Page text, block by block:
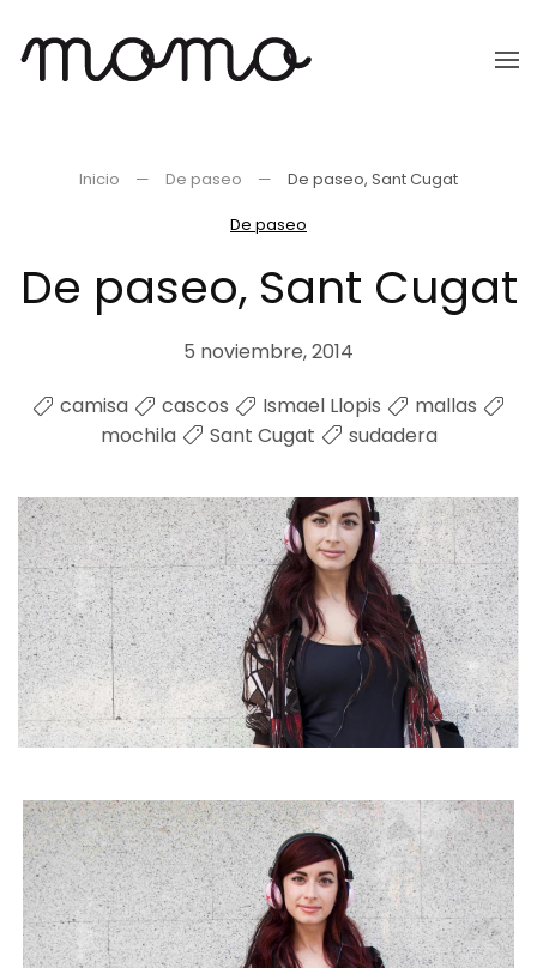
Ir
Inicio De paseo
De paseo, Sant Cugat
De paseo
De paseo, Sant Cugat
5 noviembre, 2014
camisa
cascos Ismael Llopis
mallas
mochila
Sant Cugat sudadera